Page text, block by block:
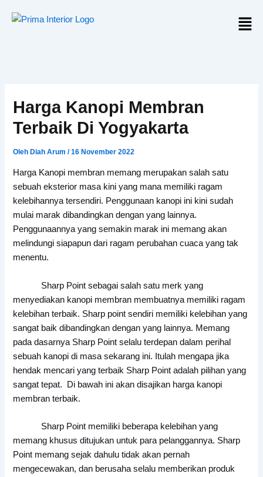
Harga Kanopi Membran
Terbaik Di Yogyakarta
OlehDiah Arum/16 November 2022
Harga Kanopi membran memang merupakan salah satu
sebuah eksterior masa kini yang mana memiliki ragam
kelebihannya tersendiri. Penggunaan kanopi ini kini sudah
mulai marak dibandingkan dengan yang lainnya.
Penggunaannya yang semakin marak ini memang akan
melindungi siapapun dari ragam perubahan cuaca yang tak
menentu.
Sharp Point sebagai salah satu merk yang
menyediakan kanopi membran membuatnya memiliki ragam
kelebihan terbaik. Sharp point sendiri memiliki kelebihan yang
sangat baik dibandingkan dengan yang lainnya. Memang
pada dasarnya Sharp Point selalu terdepan dalam perihal
sebuah kanopi di masa sekarang ini. Itulah mengapa jika
hendak mencari yang terbaik Sharp Point adalah pilihan yang
sangat tepat. Di bawah ini akan disajikan harga kanopi
membran terbaik.
Sharp Point memiliki beberapa kelebihan yang
memang khusus ditujukan untuk para pelanggannya. Sharp
Point memang sejak dahulu tidak akan pernah
mengecewakan, dan berusaha selalu memberikan produk